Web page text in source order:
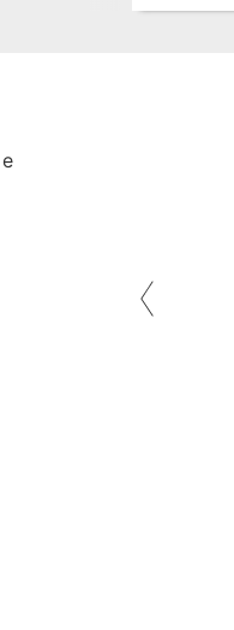
226cm